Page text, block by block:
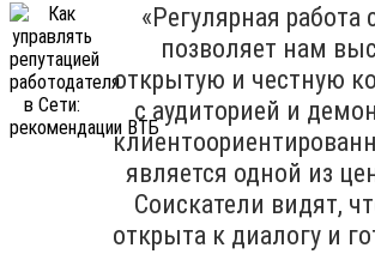
«Регулярная работа
позволяет нам
открытую и честную
с аудиторией и
является одной из
Соискатели видят,
открыта к диалогу и